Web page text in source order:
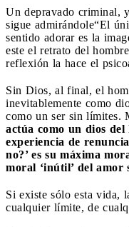
Un depravado criminal,
sigue admirándole“El
sentido adorar es la
este el retrato del
reflexión la hace el
Sin Dios, al final, el
inevitablemente como
como un ser sin límites.
actúa como un dios del
experiencia de
no?’ es su máxima
moral ‘inútil’ del
Si existe sólo esta vida,
cualquier límite, de